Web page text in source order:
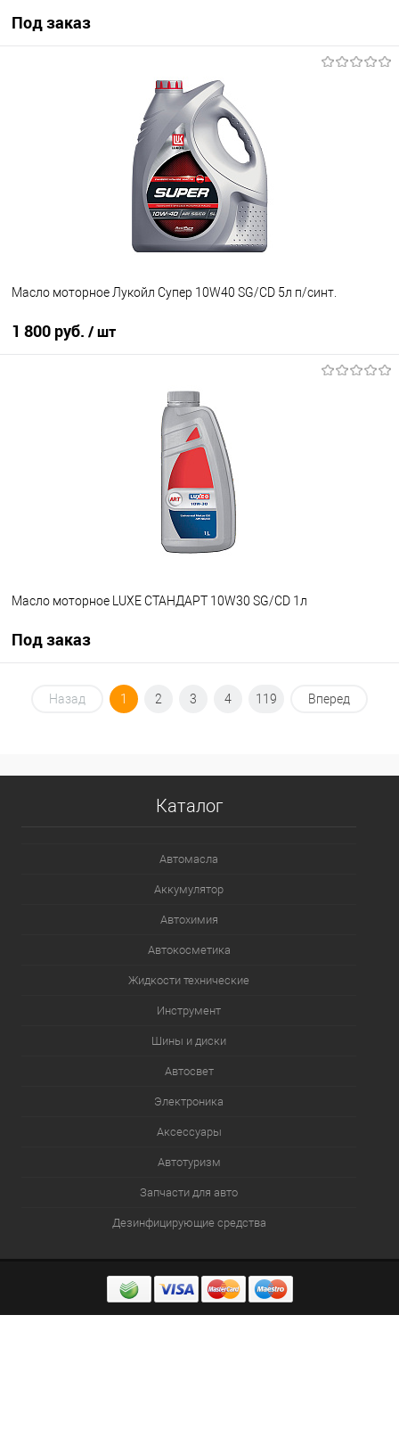
Под заказ
Недоступно
Масло моторное Лукойл Супер 10W40 SG/CD 5л п/синт.
1 800 руб. / шт
Масло моторное LUXE СТАНДАРТ 10W30 SG/CD 1л
Под заказ
Под заказ
Назад 1 2 3 4 119 Вперед
Каталог
Автомасла
Аккумулятор
Автохимия
Автокосметика
Жидкости технические
Инструмент
Шины и диски
Автосвет
Электроника
Аксессуары
Автотуризм
Запчасти для авто
Дезинфицирующие средства